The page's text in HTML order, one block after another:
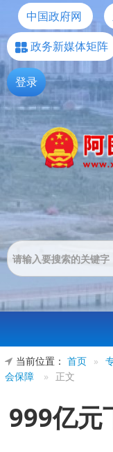
中国政府网
政务新媒体矩阵
登录
当前位置： 首页 »
会保障
» 正文
999亿元